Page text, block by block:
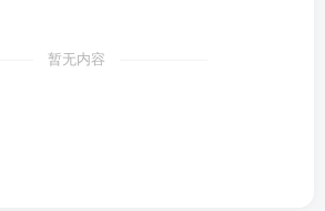
暂无内容